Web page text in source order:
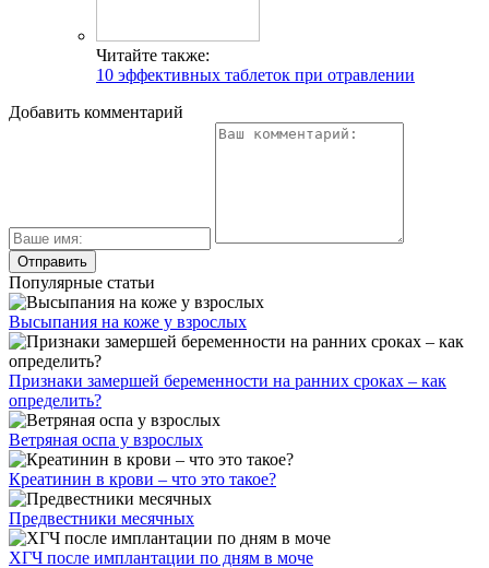
Читайте также:
10 эффективных таблеток при отравлении
Добавить комментарий
Популярные статьи
Высыпания на коже у взрослых
Признаки замершей беременности на ранних сроках – как
определить?
Ветряная оспа у взрослых
Креатинин в крови – что это такое?
Предвестники месячных
ХГЧ после имплантации по дням в моче